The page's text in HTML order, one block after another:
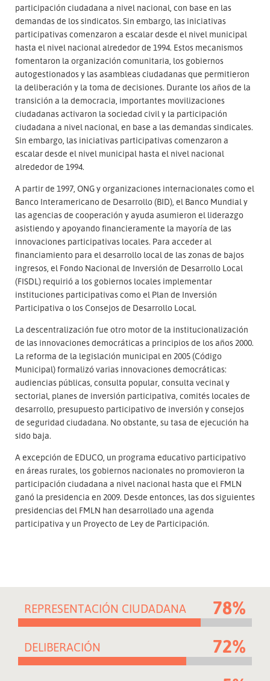
participación ciudadana a nivel nacional, con base en las
demandas de los sindicatos. Sin embargo, las iniciativas
participativas comenzaron a escalar desde el nivel municipal
hasta el nivel nacional alrededor de 1994. Estos mecanismos
fomentaron la organización comunitaria, los gobiernos
autogestionados y las asambleas ciudadanas que permitieron
la deliberación y la toma de decisiones. Durante los años de la
transición a la democracia, importantes movilizaciones
ciudadanas activaron la sociedad civil y la participación
ciudadana a nivel nacional, en base a las demandas sindicales.
Sin embargo, las iniciativas participativas comenzaron a
escalar desde el nivel municipal hasta el nivel nacional
alrededor de 1994.
A partir de 1997, ONG y organizaciones internacionales como el
Banco Interamericano de Desarrollo (BID), el Banco Mundial y
las agencias de cooperación y ayuda asumieron el liderazgo
asistiendo y apoyando financieramente la mayoría de las
innovaciones participativas locales. Para acceder al
financiamiento para el desarrollo local de las zonas de bajos
ingresos, el Fondo Nacional de Inversión de Desarrollo Local
(FISDL) requirió a los gobiernos locales implementar
instituciones participativas como el Plan de Inversión
Participativa o los Consejos de Desarrollo Local.
La descentralización fue otro motor de la institucionalización
de las innovaciones democráticas a principios de los años 2000.
La reforma de la legislación municipal en 2005 (Código
Municipal) formalizó varias innovaciones democráticas:
audiencias públicas, consulta popular, consulta vecinal y
sectorial, planes de inversión participativa, comités locales de
desarrollo, presupuesto participativo de inversión y consejos
de seguridad ciudadana. No obstante, su tasa de ejecución ha
sido baja.
A excepción de EDUCO, un programa educativo participativo
en áreas rurales, los gobiernos nacionales no promovieron la
participación ciudadana a nivel nacional hasta que el FMLN
ganó la presidencia en 2009. Desde entonces, las dos siguientes
presidencias del FMLN han desarrollado una agenda
participativa y un Proyecto de Ley de Participación.
REPRESENTACIÓN CIUDADANA 78%
DELIBERACIÓN 72%